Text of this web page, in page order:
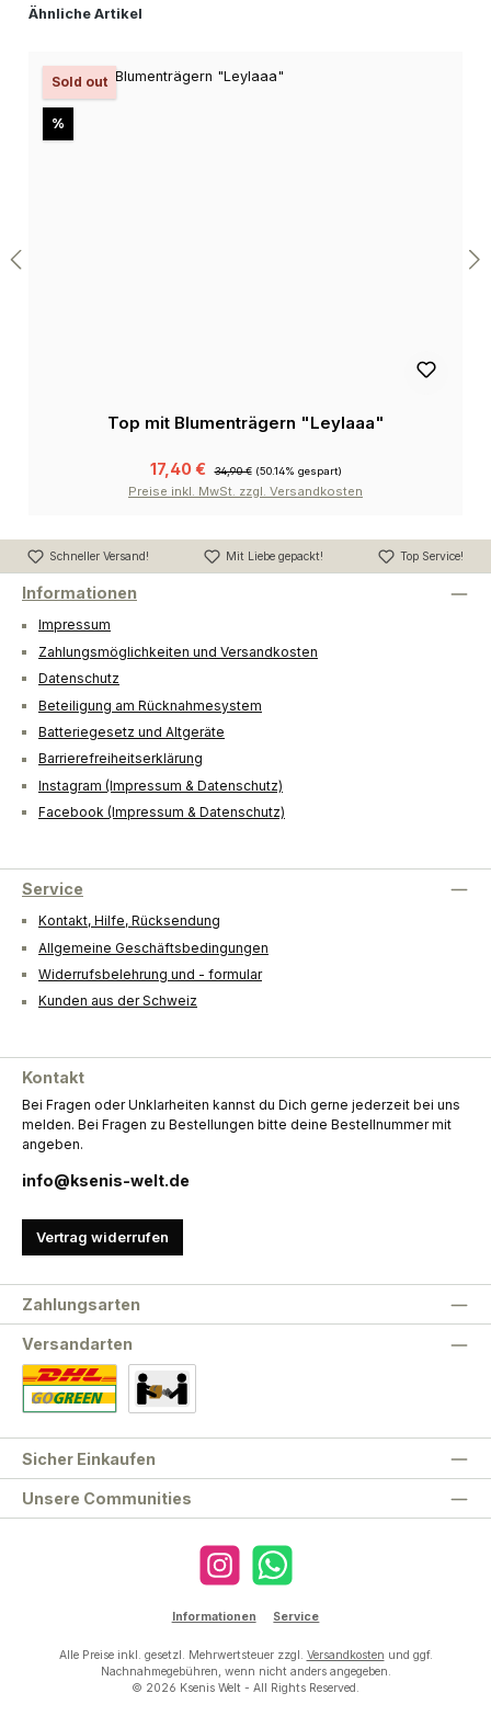
Produktgalerie überspringen
Ähnliche Artikel
Sold out
%Rabatt
Top mit Blumenträgern "Leylaaa"
17,40 € 34,90 € (50.14% gespart)
Preise inkl. MwSt. zzgl. Versandkosten
Schneller Versand! Mit Liebe gepackt! Top Service!
Informationen
Impressum
Zahlungsmöglichkeiten und Versandkosten
Datenschutz
Beteiligung am Rücknahmesystem
Batteriegesetz und Altgeräte
Barrierefreiheitserklärung
Instagram (Impressum & Datenschutz)
Facebook (Impressum & Datenschutz)
Service
Kontakt, Hilfe, Rücksendung
Allgemeine Geschäftsbedingungen
Widerrufsbelehrung und - formular
Kunden aus der Schweiz
Kontakt
Bei Fragen oder Unklarheiten kannst du Dich gerne jederzeit bei uns
melden. Bei Fragen zu Bestellungen bitte deine Bestellnummer mit
angeben.
info@ksenis-welt.de
Vertrag widerrufen
Unsere Communities
Zahlungsarten
Versandarten
Sicher Einkaufen
Instagram WhatsApp
Informationen Service
Alle Preise inkl. gesetzl. Mehrwertsteuer zzgl. Versandkosten und ggf.
Nachnahmegebühren, wenn nicht anders angegeben.
© 2026 Ksenis Welt - All Rights Reserved.